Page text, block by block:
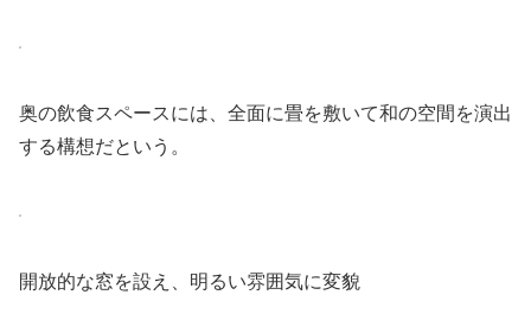
奥の飲食スペースには、全面に畳を敷いて和の空間を演出
する構想だという。
開放的な窓を設え、明るい雰囲気に変貌